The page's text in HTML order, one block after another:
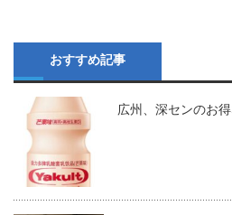
おすすめ記事
広州、深センのお